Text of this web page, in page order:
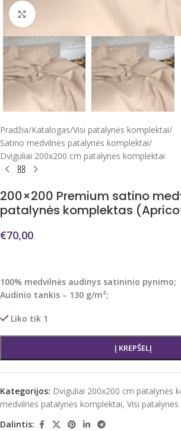
Click to enlarge
Pradžia/Katalogas/Visi patalynės komplektai/
Satino medvilnės patalynės komplektai/
Dviguliai 200x200 cm patalynės komplektai
200×200 Premium satino
patalynės komplektas
€70,00
100% medvilnės audinys satininio pynimo;
Audinio tankis – 130 g/m²;
Liko tik 1
Į KREPŠELĮ
Kategorijos: Dviguliai 200x200 cm patalynės
medvilnės patalynės komplektai, Visi
Dalintis: